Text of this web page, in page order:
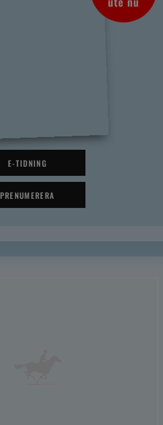
E-TIDNING
PRENUMERERA